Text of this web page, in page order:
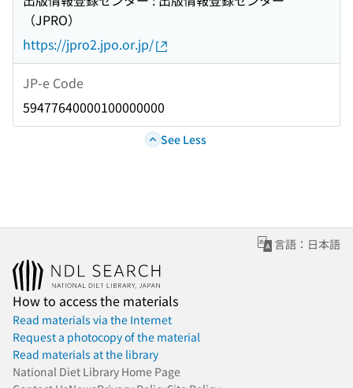
（JPRO）
https://jpro2.jpo.or.jp/
JP-e Code
59477640000100000000
See Less
言語：日本語
How to access the materials
Read materials via the Internet
Request a photocopy of the material
Read materials at the library
National Diet Library Home Page